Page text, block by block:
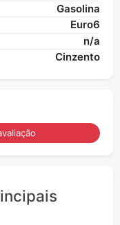
Gasolina
Euro6
n/a
Cinzento